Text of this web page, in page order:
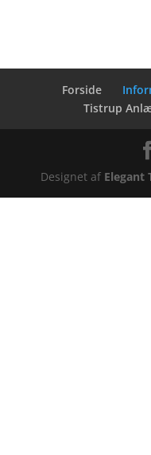
Forside
Tistrup
Designet af Elegant